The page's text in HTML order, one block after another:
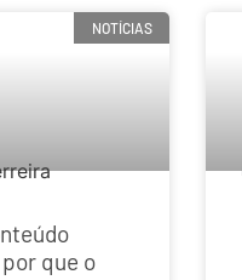
NOTÍCIAS
que o